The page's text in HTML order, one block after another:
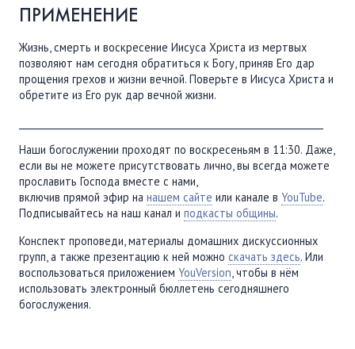
ПРИМЕНЕНИЕ
Жизнь, смерть и воскресение Иисуса Христа из мертвых
позволяют нам сегодня обратиться к Богу, приняв Его дар
прощения грехов и жизни вечной. Поверьте в Иисуса Христа и
обретите из Его рук дар вечной жизни.
Наши богослужении проходят по воскресеньям в 11:30. Даже,
если вы не можете присутствовать лично, вы всегда можете
прославить Господа вместе с нами,
включив прямой эфир на нашем сайте или канале в YouTube.
Подписывайтесь на наш канал и подкасты общины.
Конспект проповеди, материалы домашних дискуссионных
групп, а также презентацию к ней можно скачать здесь. Или
воспользоваться приложением YouVersion , чтобы в нём
использовать электронный бюллетень сегодняшнего
богослужения.